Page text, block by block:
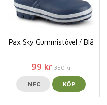
Pax Sky Gummistövel / Blå
99 kr 350 kr
INFO KÖP